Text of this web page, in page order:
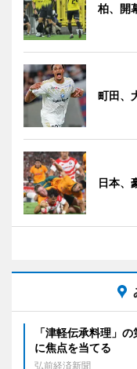
柏、開
町田、
日本、
「津軽伝承料理」
に焦点を当てる
弘前経済新聞